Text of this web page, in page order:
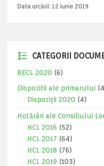
Data urcării: 12 iunie 2019
CATEGORII
BECL 2020 (6)
Dispozitii ale primarului
Dispoziții 2020 (4)
Hotărâri ale Consiliului
HCL 2016 (52)
HCL 2017 (64)
HCL 2018 (76)
HCL 2019 (103)